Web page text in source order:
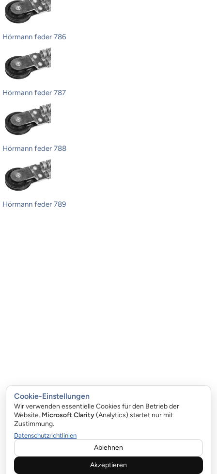
Hörmann feder 786
Hörmann feder 787
Hörmann feder 788
Hörmann feder 789
Cookie-Einstellungen
Wir verwenden essentielle Cookies für den Betrieb der
Website. Microsoft Clarity(Analytics) startet nur mit
Zustimmung.
Datenschutzrichtlinien
Ablehnen
Akzeptieren